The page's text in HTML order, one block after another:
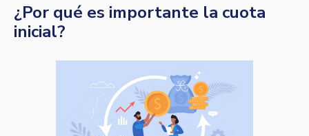
¿Por qué es importante la cuota
inicial?